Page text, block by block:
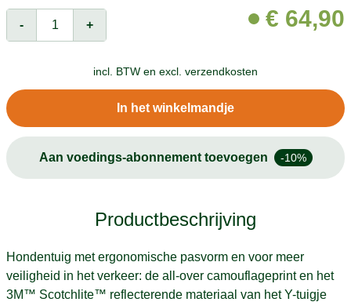
- + € 64,90
incl. BTW en excl. verzendkosten
In het winkelmandje
Aan voedings-abonnement toevoegen -10%
Productbeschrijving
Hondentuig met ergonomische pasvorm en voor meer
veiligheid in het verkeer: de all-over camouflageprint en het
3M™ Scotchlite™ reflecterende materiaal van het Y-tuigje